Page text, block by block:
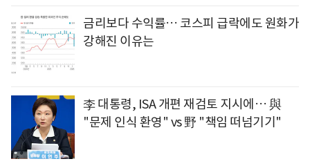
금리보다 수익률… 코스피 급락에도 원화가
강해진 이유는
李 대통령, ISA 개편 재검토 지시에… 與
"문제 인식 환영" vs 野 "책임 떠넘기기"